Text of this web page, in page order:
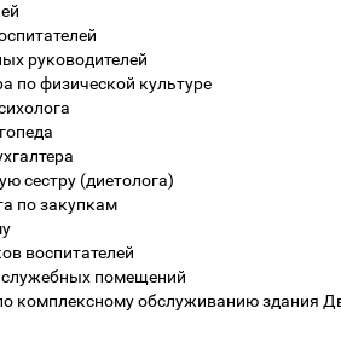
руководителей
по физической культуре
сестру (диетолога)
по закупкам
воспитателей
помещений
комплексному обслуживанию здания